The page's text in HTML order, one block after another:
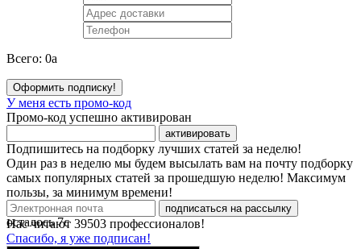
Всего: 0a
Оформить подписку!
У меня есть промо-код
Промо-код успешно активирован
активировать
Подпишитесь на подборку лучших статей за неделю!
Один раз в неделю мы будем высылать вам на почту подборку
самых популярных статей за прошедшую неделю! Максимум
пользы, за минимум времени!
подписаться на рассылку
Нас читают 39503 профессионалов!
Спасибо, я уже подписан!
осталось7с